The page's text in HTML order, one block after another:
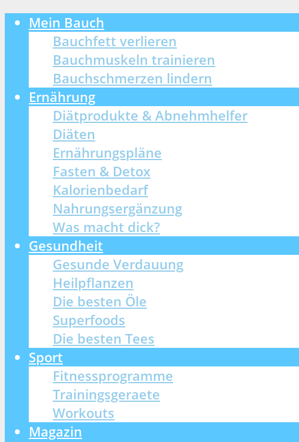
Mein Bauch
Bauchfett verlieren
Bauchmuskeln trainieren
Bauchschmerzen lindern
Ernährung
Diätprodukte & Abnehmhelfer
Diäten
Ernährungspläne
Fasten & Detox
Kalorienbedarf
Nahrungsergänzung
Was macht dick?
Gesundheit
Gesunde Verdauung
Heilpflanzen
Die besten Öle
Superfoods
Die besten Tees
Sport
Fitnessprogramme
Trainingsgeraete
Workouts
Magazin